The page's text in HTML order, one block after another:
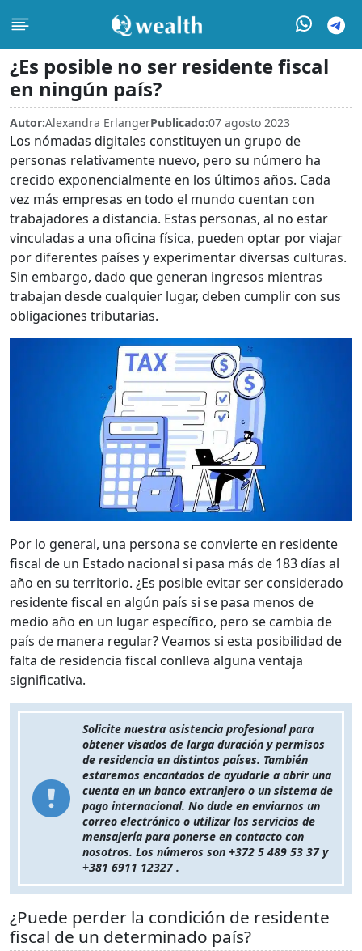
¿Es posible no ser residente fiscal
en ningún país?
Autor:Alexandra ErlangerPublicado:07 agosto 2023
Los nómadas digitales constituyen un grupo de
personas relativamente nuevo, pero su número ha
crecido exponencialmente en los últimos años. Cada
vez más empresas en todo el mundo cuentan con
trabajadores a distancia. Estas personas, al no estar
vinculadas a una oficina física, pueden optar por viajar
por diferentes países y experimentar diversas culturas.
Sin embargo, dado que generan ingresos mientras
trabajan desde cualquier lugar, deben cumplir con sus
obligaciones tributarias.
Por lo general, una persona se convierte en residente
fiscal de un Estado nacional si pasa más de 183 días al
año en su territorio. ¿Es posible evitar ser considerado
residente fiscal en algún país si se pasa menos de
medio año en un lugar específico, pero se cambia de
país de manera regular? Veamos si esta posibilidad de
falta de residencia fiscal conlleva alguna ventaja
significativa.
Solicite nuestra asistencia profesional para
obtener visados de larga duración y permisos
de residencia en distintos países. También
estaremos encantados de ayudarle a abrir una
cuenta en un banco extranjero o un sistema de
pago internacional. No dude en enviarnos un
correo electrónico o utilizar los servicios de
mensajería para ponerse en contacto con
nosotros. Los números son +372 5 489 53 37 y
+381 6911 12327 .
¿Puede perder la condición de residente
fiscal de un determinado país?